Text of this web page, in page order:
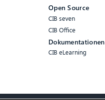
Open Source
CIB seven
CIB Office
Dokumentationen
CIB eLearning